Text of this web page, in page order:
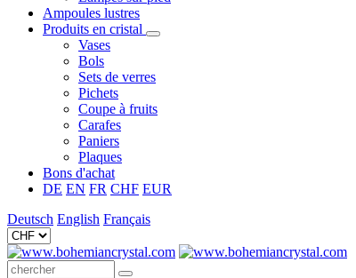
Ampoules lustres
Produits en cristal
Vases
Bols
Sets de verres
Pichets
Coupe à fruits
Carafes
Paniers
Plaques
Bons d'achat
DE EN FR CHF EUR
Deutsch English Français